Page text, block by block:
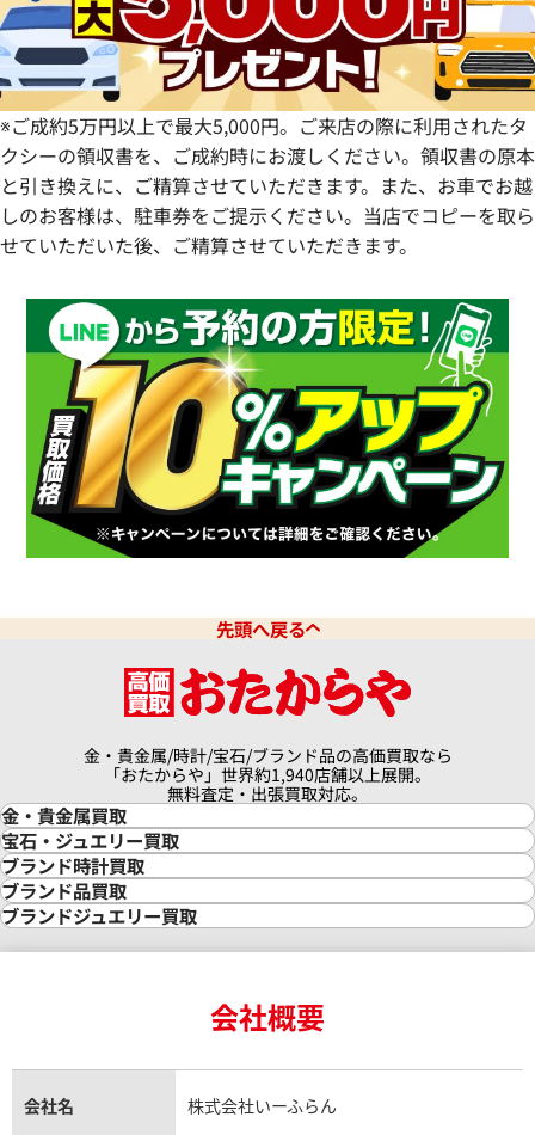
鹿児島県
※ご成約5万円以上で最大5,000円。ご来店の際に利用されたタ
クシーの領収書を、ご成約時にお渡しください。領収書の原本
と引き換えに、ご精算させていただきます。また、お車でお越
しのお客様は、駐車券をご提示ください。当店でコピーを取ら
せていただいた後、ご精算させていただきます。
先頭へ戻る
金・貴金属/時計/宝石/ブランド品の高価買取なら
「おたからや」世界約1,940店舗以上展開。
無料査定・出張買取対応。
金・貴金属買取
金買取
金の相場価格情報
金の参考買取価格一覧
インゴット買取
インゴットの相場価格情報
24金買取
金貨買取
貴金属買取
宝石・ジュエリー買取
宝石・ジュエリー買取
ダイヤモンド買取
ダイヤモンド・宝石の参考価格一覧
リング・結婚指輪買取
エメラルド買取
トパーズ買取
タンザナイト買取
ブランド時計買取
時計買取
ロレックス買取
ロレックス デイトナ買取
ロレックス サブマリーナー買取
ロレックス エクスプローラー買取
ロレックス デイトジャスト買取
パテック フィリップノーチラス買取
ブランド品買取
ブランド買取
シャネル マトラッセ買取
ブランドジュエリー買取
ヴァンクリーフ＆アーペル買取
ショーメ買取
会社概要
会社名 株式会社いーふらん